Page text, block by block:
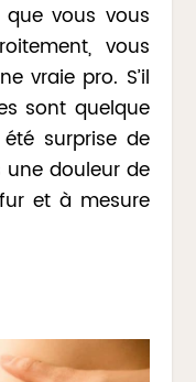
que vous vous
vous
vraie pro. S’il
sont quelque
été surprise de
douleur de
et à mesure